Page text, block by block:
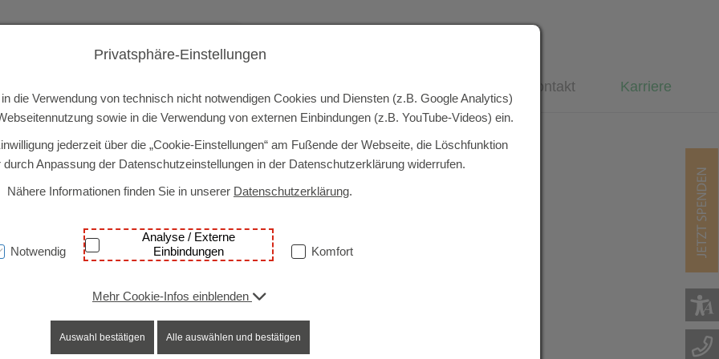
Kontakt Karriere
Privatsphäre-Einstellungen
die Verwendung von technisch nicht notwendigen Cookies und Diensten (z.B. Google Analytics)
sowie in die Verwendung von externen Einbindungen (z.B. YouTube-Videos) ein.
jederzeit über die „Cookie-Einstellungen“ am Fußende der Webseite, die Löschfunktion
Anpassung der Datenschutzeinstellungen in der Datenschutzerklärung widerrufen.
Nähere Informationen finden Sie in unserer Datenschutzerklärung.
Notwendig
Analyse / Externe
Einbindungen
Komfort
Mehr Cookie-Infos einblenden
Auswahl bestätigen Alle auswählen und bestätigen